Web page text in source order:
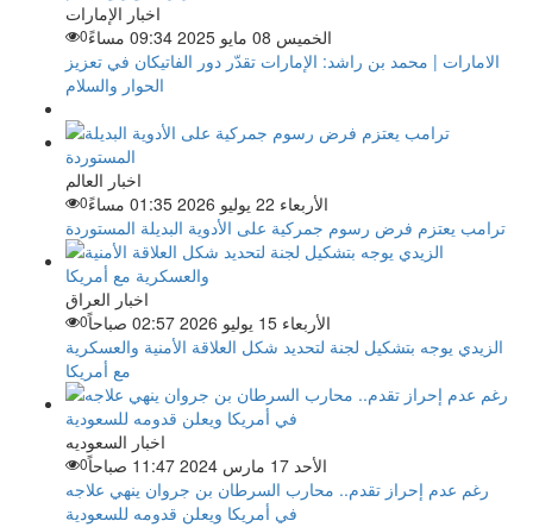
اخبار الإمارات
الخميس 08 مايو 2025 09:34 مساءً
0
الامارات | محمد بن راشد: الإمارات تقدّر دور الفاتيكان في تعزيز
الحوار والسلام
اخبار العالم
الأربعاء 22 يوليو 2026 01:35 مساءً
0
ترامب يعتزم فرض رسوم جمركية على الأدوية البديلة المستوردة
اخبار العراق
الأربعاء 15 يوليو 2026 02:57 صباحاً
0
الزيدي يوجه بتشكيل لجنة لتحديد شكل العلاقة الأمنية والعسكرية
مع أمريكا
اخبار السعوديه
الأحد 17 مارس 2024 11:47 صباحاً
0
رغم عدم إحراز تقدم.. محارب السرطان بن جروان ينهي علاجه
في أمريكا ويعلن قدومه للسعودية